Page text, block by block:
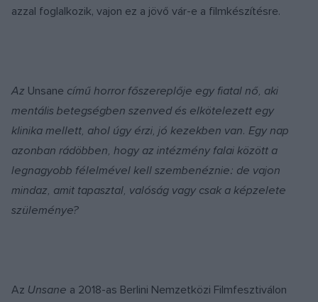
azzal foglalkozik, vajon ez a jövő vár-e a filmkészítésre.
Az Unsane című horror főszereplője egy fiatal nő, aki
mentális betegségben szenved és elkötelezett egy
klinika mellett, ahol úgy érzi, jó kezekben van. Egy nap
azonban rádöbben, hogy az intézmény falai között a
legnagyobb félelmével kell szembenéznie: de vajon
mindaz, amit tapasztal, valóság vagy csak a képzelete
szüleménye?
Az Unsane a 2018-as Berlini Nemzetközi Filmfesztiválon